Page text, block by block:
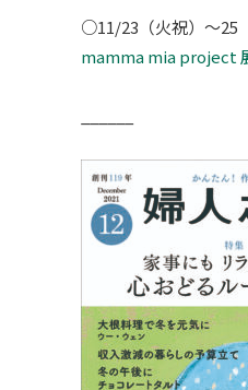
○11/23（火祝）〜25
mamma mia project